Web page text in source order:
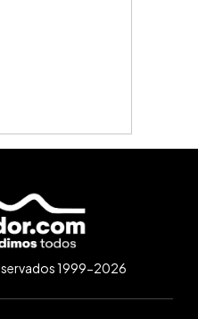
1999-2026